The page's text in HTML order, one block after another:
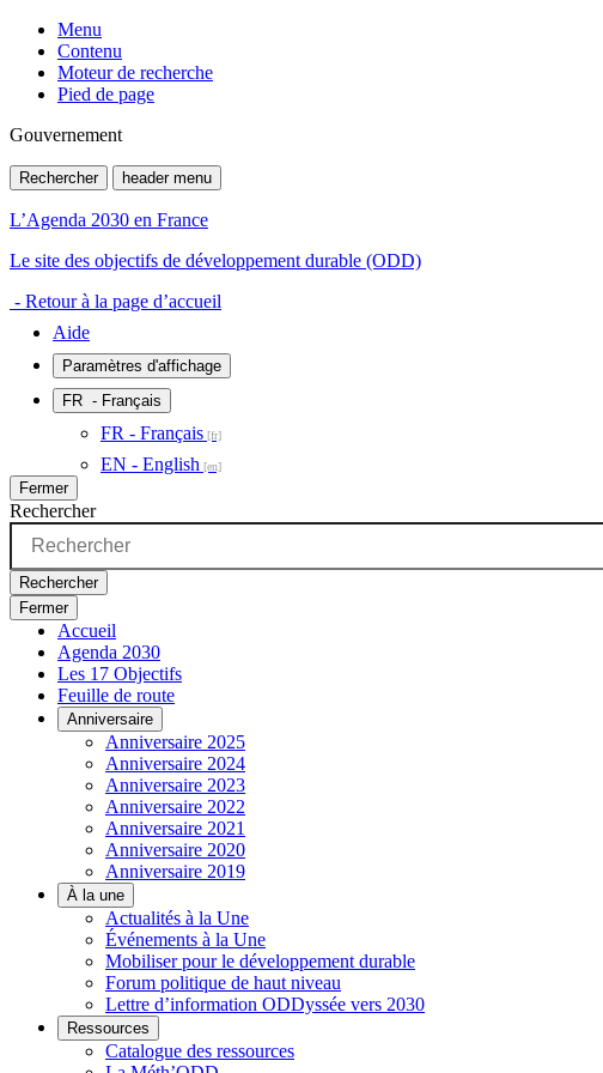
Menu
Contenu
Moteur de recherche
Pied de page
Gouvernement
Rechercher header menu
L’Agenda 2030 en France
Le site des objectifs de développement durable (ODD)
- Retour à la page d’accueil
Aide
Paramètres d'affichage
FR - Français
FR - Français
EN - English
Fermer
Rechercher
Rechercher
Fermer
Accueil
Agenda 2030
Les 17 Objectifs
Feuille de route
Anniversaire
Anniversaire 2025
Anniversaire 2024
Anniversaire 2023
Anniversaire 2022
Anniversaire 2021
Anniversaire 2020
Anniversaire 2019
À la une
Actualités à la Une
Événements à la Une
Mobiliser pour le développement durable
Forum politique de haut niveau
Lettre d’information ODDyssée vers 2030
Ressources
Catalogue des ressources